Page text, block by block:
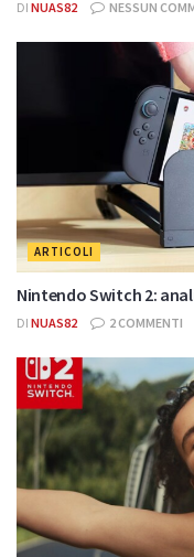
DI NUAS82 NESSUN
ARTICOLI
Nintendo Switch 2:
DI NUAS82 2 COMMENTI